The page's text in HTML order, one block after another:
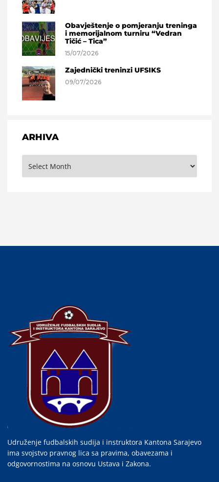
Obavještenje o pomjeranju treninga
i memorijalnom turniru “Vedran
Tičić – Tica”
15/07/2026
Zajednički treninzi UFSIKS
09/07/2026
ARHIVA
Udruženje fudbalskih sudija i instruktora Kantona Sarajevo
ima svojstvo pravnog lica sa pravima, obavezama i
odgovornostima na osnovu Ustava i Zakona.